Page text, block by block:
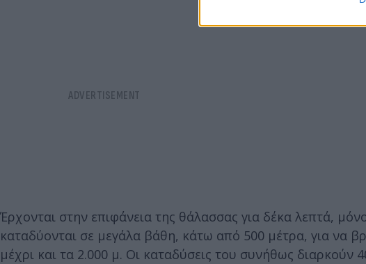
Έρχονται στην επιφάνεια της θάλασσας για δέκα λεπτά,
καταδύονται σε μεγάλα βάθη, κάτω από 500 μέτρα, για να
μέχρι και τα 2.000 μ. Οι καταδύσεις του συνήθως